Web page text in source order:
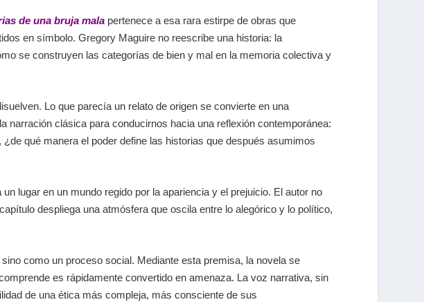
de una bruja mala pertenece a esa rara estirpe de obras que
en símbolo. Gregory Maguire no reescribe una historia: la
se construyen las categorías de bien y mal en la memoria colectiva y
Lo que parecía un relato de origen se convierte en una
narración clásica para conducirnos hacia una reflexión contemporánea:
qué manera el poder define las historias que después asumimos
lugar en un mundo regido por la apariencia y el prejuicio. El autor no
despliega una atmósfera que oscila entre lo alegórico y lo político,
como un proceso social. Mediante esta premisa, la novela se
es rápidamente convertido en amenaza. La voz narrativa, sin
de una ética más compleja, más consciente de sus